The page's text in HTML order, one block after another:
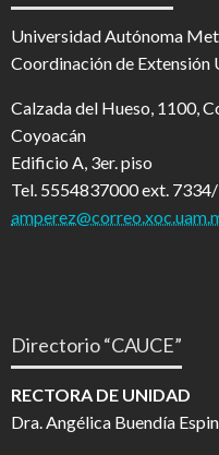
Universidad Autónoma
Coordinación de
Calzada del Hueso, 1100,
Coyoacán
Edificio A, 3er. piso
Tel. 5554837000 ext.
Directorio “CAUCE”
RECTORA DE UNIDAD
Dra. Angélica Buendía